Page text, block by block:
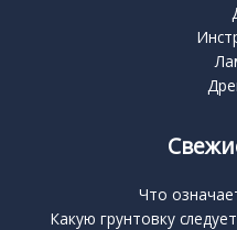
Что
Какую грунтовку